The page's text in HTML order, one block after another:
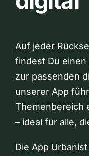
Auf jeder
findest Du einen
zur passenden
unserer App
Themenbereich
– ideal für alle,
Die App